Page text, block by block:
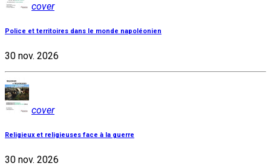
cover
Police et territoires dans le monde napoléonien
30 nov. 2026
cover
Religieux et religieuses face à la guerre
30 nov. 2026